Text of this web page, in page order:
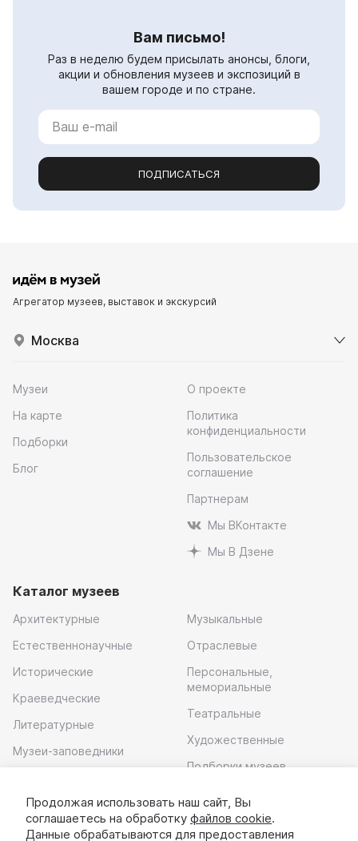
Вам письмо!
Раз в неделю будем присылать анонсы, блоги,
акции и обновления музеев и экспозиций в
вашем городе и по стране.
ПОДПИСАТЬСЯ
Агрегатор музеев, выставок и экскурсий
Москва
Музеи
На карте
Подборки
Блог
О проекте
Политика
конфиденциальности
Пользовательское
соглашение
Партнерам
Мы ВКонтакте
Мы В Дзене
Каталог музеев
Архитектурные
Естественнонаучные
Исторические
Краеведческие
Литературные
Музеи-заповедники
Музыкальные
Отраслевые
Персональные,
мемориальные
Театральные
Художественные
Подборки музеев
Скачать приложение
Продолжая использовать наш сайт, Вы
соглашаетесь на обработку файлов cookie.
Данные обрабатываются для предоставления